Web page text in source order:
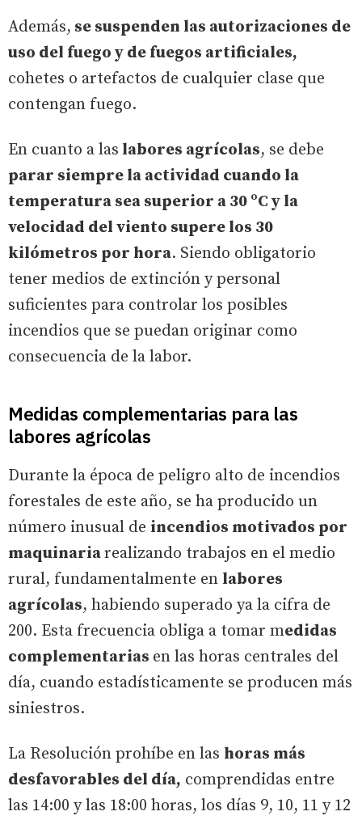
Además, se suspenden las autorizaciones de
uso del fuego y de fuegos artificiales,
cohetes o artefactos de cualquier clase que
contengan fuego.
En cuanto a las labores agrícolas, se debe
parar siempre la actividad cuando la
temperatura sea superior a 30 ºC y la
velocidad del viento supere los 30
kilómetros por hora. Siendo obligatorio
tener medios de extinción y personal
suficientes para controlar los posibles
incendios que se puedan originar como
consecuencia de la labor.
Medidas complementarias para las
labores agrícolas
Durante la época de peligro alto de incendios
forestales de este año, se ha producido un
número inusual de incendios motivados por
maquinariarealizando trabajos en el medio
rural, fundamentalmente en labores
agrícolas, habiendo superado ya la cifra de
200. Esta frecuencia obliga a tomar medidas
complementarias en las horas centrales del
día, cuando estadísticamente se producen más
siniestros.
La Resolución prohíbe en las horas más
desfavorables del día, comprendidas entre
las 14:00 y las 18:00 horas, los días 9, 10, 11 y 12